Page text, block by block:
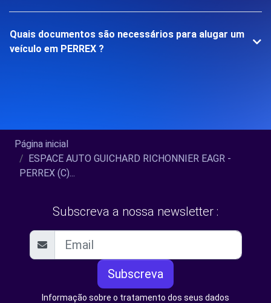
Quais documentos são necessários para alugar um
veículo em PERREX ?
Página inicial
ESPACE AUTO GUICHARD RICHONNIER EAGR -
PERREX (C)...
Subscreva a nossa newsletter :
Subscreva
Informação sobre o tratamento dos seus dados